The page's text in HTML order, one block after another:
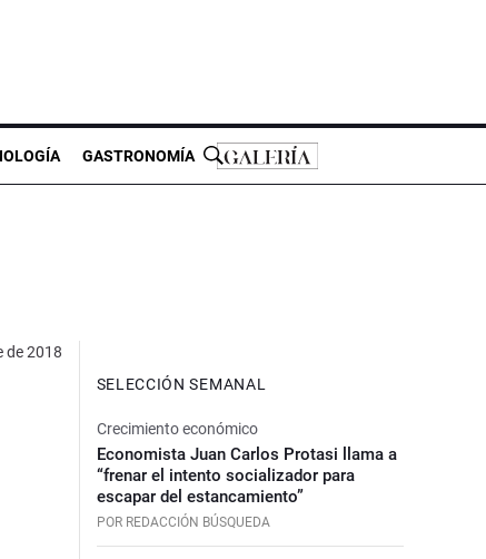
GASTRONOMÍA
de 2018
SELECCIÓN SEMANAL
Crecimiento económico
Economista Juan Carlos Protasi llama a
“frenar el intento socializador para
escapar del estancamiento”
POR REDACCIÓN BÚSQUEDA